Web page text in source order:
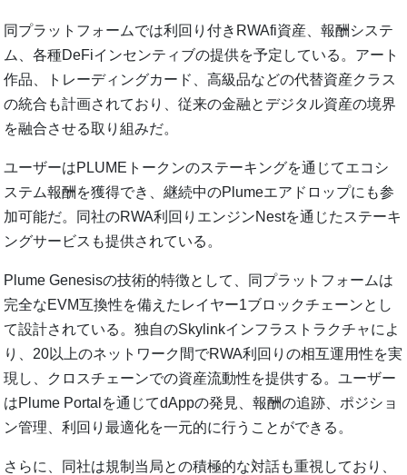
同プラットフォームでは利回り付きRWAfi資産、報酬システ
ム、各種DeFiインセンティブの提供を予定している。アート
作品、トレーディングカード、高級品などの代替資産クラス
の統合も計画されており、従来の金融とデジタル資産の境界
を融合させる取り組みだ。
ユーザーはPLUMEトークンのステーキングを通じてエコシ
ステム報酬を獲得でき、継続中のPlumeエアドロップにも参
加可能だ。同社のRWA利回りエンジンNestを通じたステーキ
ングサービスも提供されている。
Plume Genesisの技術的特徴として、同プラットフォームは
完全なEVM互換性を備えたレイヤー1ブロックチェーンとし
て設計されている。独自のSkylinkインフラストラクチャによ
り、20以上のネットワーク間でRWA利回りの相互運用性を実
現し、クロスチェーンでの資産流動性を提供する。ユーザー
はPlume Portalを通じてdAppの発見、報酬の追跡、ポジショ
ン管理、利回り最適化を一元的に行うことができる。
さらに、同社は規制当局との積極的な対話も重視しており、